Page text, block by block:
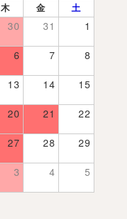
木 金 土
30 31 1
6 7 8
13 14 15
20 21 22
27 28 29
3 4 5